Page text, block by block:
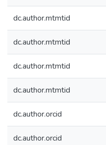
dc.author.mtmtid
dc.author.mtmtid
dc.author.mtmtid
dc.author.mtmtid
dc.author.orcid
dc.author.orcid